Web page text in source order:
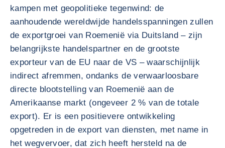
kampen met geopolitieke tegenwind: de
aanhoudende wereldwijde handelsspanningen zullen
de exportgroei van Roemenië via Duitsland – zijn
belangrijkste handelspartner en de grootste
exporteur van de EU naar de VS – waarschijnlijk
indirect afremmen, ondanks de verwaarloosbare
directe blootstelling van Roemenië aan de
Amerikaanse markt (ongeveer 2 % van de totale
export). Er is een positievere ontwikkeling
opgetreden in de export van diensten, met name in
het wegvervoer, dat zich heeft hersteld na de